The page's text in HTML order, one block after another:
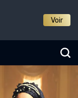
Voir